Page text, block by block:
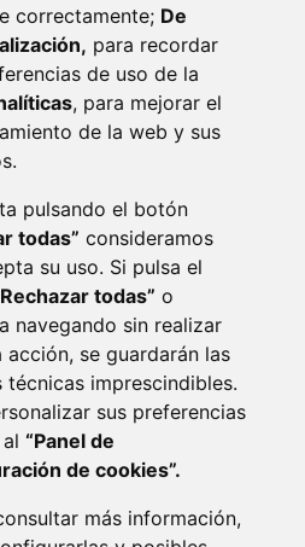
correctamente; De
para recordar
de uso de la
, para mejorar el
de la web y sus
pulsando el botón
todas” consideramos
su uso. Si pulsa el
todas” o
navegando sin realizar
acción, se guardarán las
técnicas imprescindibles.
sus preferencias
“Panel de
de cookies”.
más información,
- ARAGÓN (ESPAÑA)
400 700 ·
monzon.es
LEGAL
DE DATOS
DE COOKIES
ENLACE EXTERNO AL